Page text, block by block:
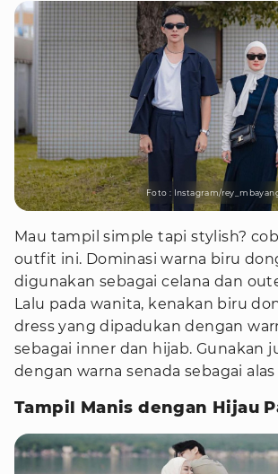
Foto : Instagram/
Mau tampil simple tapi stylish?
outfit ini. Dominasi warna biru
digunakan sebagai celana dan
Lalu pada wanita, kenakan biru
dress yang dipadukan dengan
sebagai inner dan hijab. Gunakan
dengan warna senada sebagai
Tampil Manis dengan Hijau